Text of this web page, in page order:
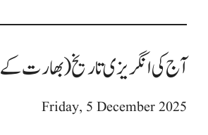
آج کی انگریزی تاریخ (بھارت
Friday, 5 December 2025​